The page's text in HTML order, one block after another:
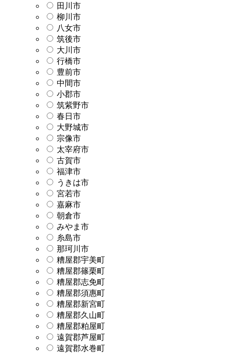
田川市
柳川市
八女市
筑後市
大川市
行橋市
豊前市
中間市
小郡市
筑紫野市
春日市
大野城市
宗像市
太宰府市
古賀市
福津市
うきは市
宮若市
嘉麻市
朝倉市
みやま市
糸島市
那珂川市
糟屋郡宇美町
糟屋郡篠栗町
糟屋郡志免町
糟屋郡須惠町
糟屋郡新宮町
糟屋郡久山町
糟屋郡粕屋町
遠賀郡芦屋町
遠賀郡水巻町